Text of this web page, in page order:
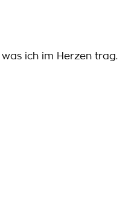
was ich im Herzen trag.